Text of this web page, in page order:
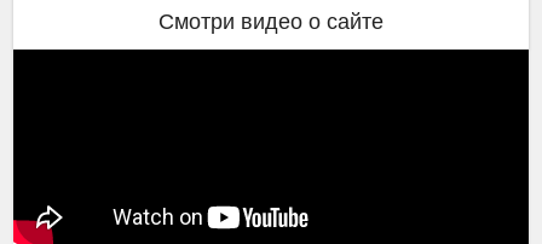
Смотри видео о сайте